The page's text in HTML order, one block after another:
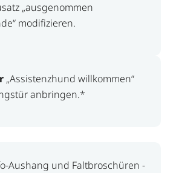
„ausgenommen
modifizieren.
„Assistenzhund willkommen“
anbringen.*
Aushang und Faltbroschüren